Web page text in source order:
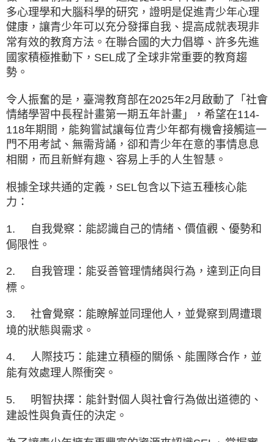
多心理學和大腦科學的研究，證明是促進青少年心理
健康，讓青少年可以充分發揮自我、提高成就表現非
常有效的教育方法。在聯合國的大力倡導、許多先進
國家積極推動下，SEL成了全球非常重要的教育趨
勢。
令人振奮的是，臺灣教育部在2025年2月啟動了「社會
情緒學習中長程計畫第一期五年計畫」，希望在114-
118年期間，能夠嘗試讓每位青少年都有機會接觸這一
門不用考試、無需背誦，卻和青少年在意的事情息息
相關，而且新鮮有趣、容易上手的人生智慧。
根據全球共通的定義，SEL包含以下這五種核心能
力：
1.
自我覺察：能認識自己的情緒、價值觀、優勢和
侷限性。
2.
自我管理：能妥善管理情緒與行為，達到正向目
標。
3.
社會覺察：能瞭解並同理他人，並覺察到周遭環
境的狀態與需求。
4.
人際技巧：能建立積極的關係、能團隊合作，並
能有效處理人際衝突。
5.
明智抉擇：能針對個人與社會行為做出道德的、
建設性與負責任的決定。